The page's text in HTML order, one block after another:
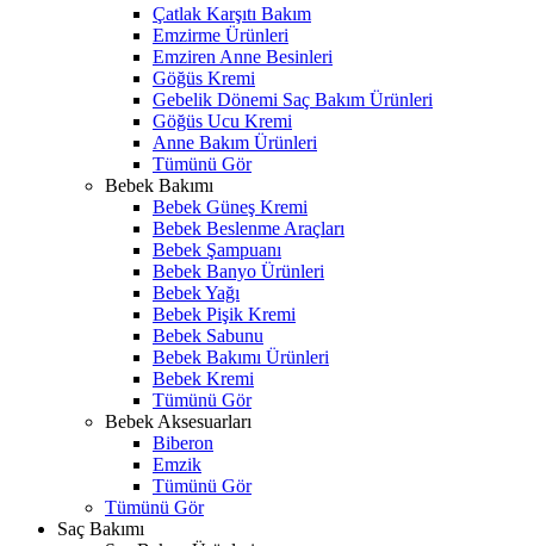
Çatlak Karşıtı Bakım
Emzirme Ürünleri
Emziren Anne Besinleri
Göğüs Kremi
Gebelik Dönemi Saç Bakım Ürünleri
Göğüs Ucu Kremi
Anne Bakım Ürünleri
Tümünü Gör
Bebek Bakımı
Bebek Güneş Kremi
Bebek Beslenme Araçları
Bebek Şampuanı
Bebek Banyo Ürünleri
Bebek Yağı
Bebek Pişik Kremi
Bebek Sabunu
Bebek Bakımı Ürünleri
Bebek Kremi
Tümünü Gör
Bebek Aksesuarları
Biberon
Emzik
Tümünü Gör
Tümünü Gör
Saç Bakımı